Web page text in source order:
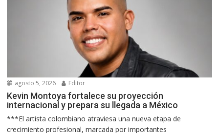
agosto 5, 2026 Editor
Kevin Montoya fortalece su proyección
internacional y prepara su llegada a México
***El artista colombiano atraviesa una nueva etapa de
crecimiento profesional, marcada por importantes